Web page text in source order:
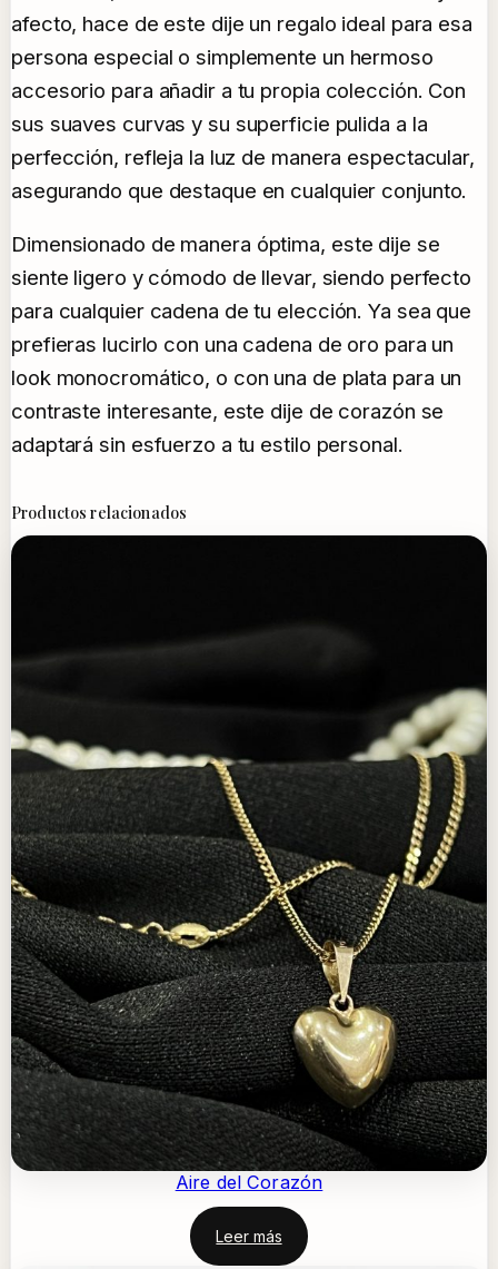
afecto, hace de este dije un regalo ideal para esa
persona especial o simplemente un hermoso
accesorio para añadir a tu propia colección. Con
sus suaves curvas y su superficie pulida a la
perfección, refleja la luz de manera espectacular,
asegurando que destaque en cualquier conjunto.
Dimensionado de manera óptima, este dije se
siente ligero y cómodo de llevar, siendo perfecto
para cualquier cadena de tu elección. Ya sea que
prefieras lucirlo con una cadena de oro para un
look monocromático, o con una de plata para un
contraste interesante, este dije de corazón se
adaptará sin esfuerzo a tu estilo personal.
Productos relacionados
Aire del Corazón
Leer más